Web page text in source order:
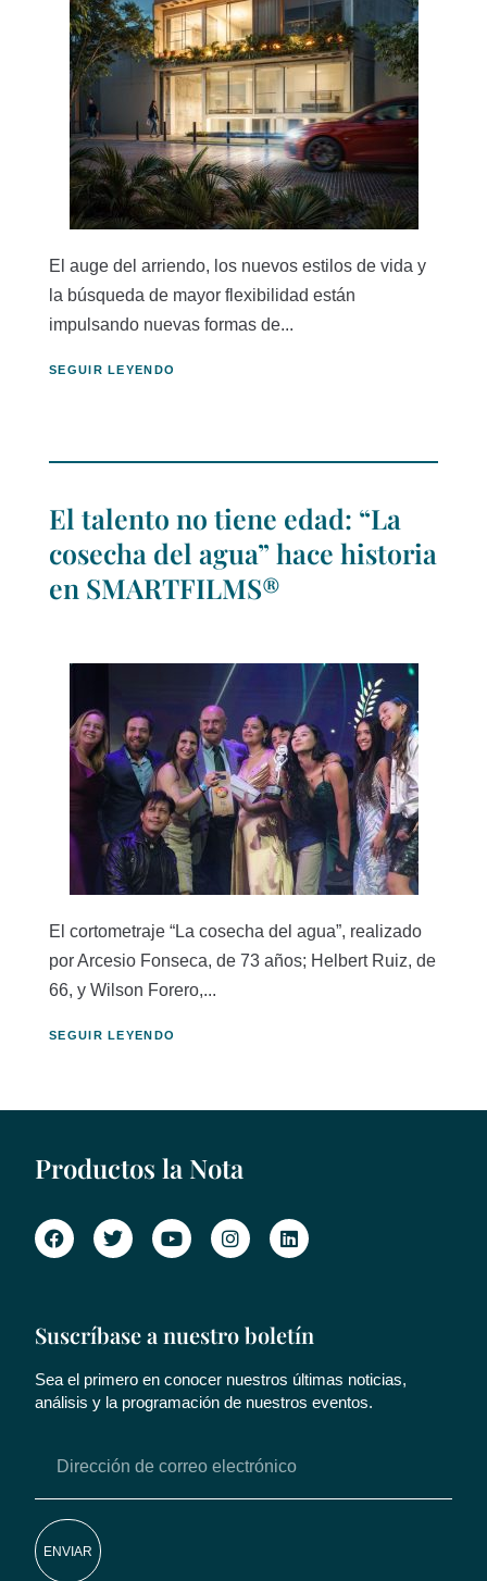
El auge del arriendo, los nuevos estilos de vida y
la búsqueda de mayor flexibilidad están
impulsando nuevas formas de...
SEGUIR LEYENDO
El talento no tiene edad: “La
cosecha del agua” hace historia
en SMARTFILMS®
El cortometraje “La cosecha del agua”, realizado
por Arcesio Fonseca, de 73 años; Helbert Ruiz, de
66, y Wilson Forero,...
SEGUIR LEYENDO
Productos la Nota
Suscríbase a nuestro boletín
Sea el primero en conocer nuestros últimas noticias,
análisis y la programación de nuestros eventos.
ENVIAR